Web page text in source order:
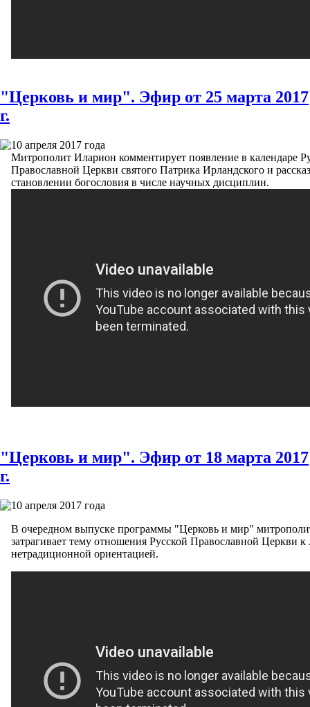
"Церковь и мир". Эфир от 25 марта 2017
г.
10 апреля 2017 года
Митрополит Иларион комментирует появление в календаре
Православной Церкви святого Патрика Ирландского и
становлении богословия в числе научных дисциплин.
"Церковь и мир". Эфир от 18 марта 2017
г.
10 апреля 2017 года
В очередном выпуске программы "Церковь и мир"
затрагивает тему отношения Русской Православной Церкви
нетрадиционной ориентацией.